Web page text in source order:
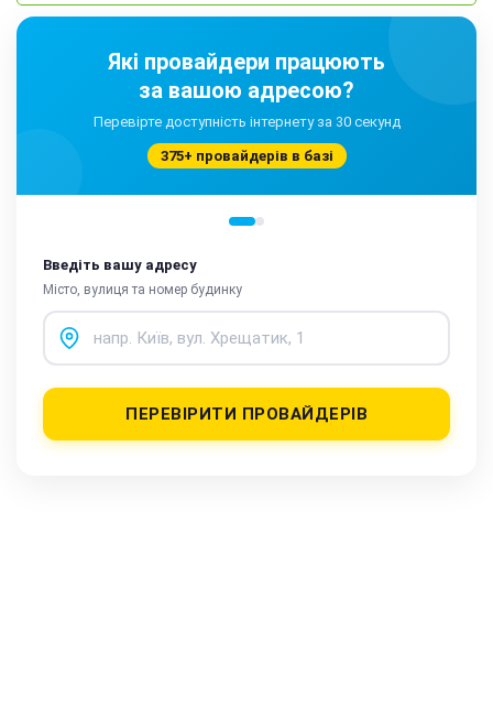
Які провайдери працюють
за вашою адресою?
Перевірте доступність інтернету за 30 секунд
375+ провайдерів в базі
Введіть вашу адресу
Місто, вулиця та номер будинку
ПЕРЕВІРИТИ ПРОВАЙДЕРІВ